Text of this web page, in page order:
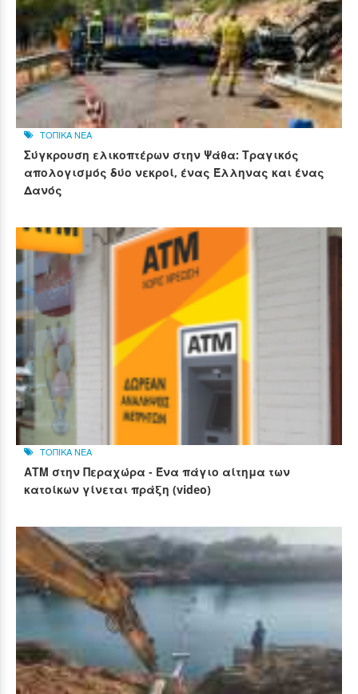
ΤΟΠΙΚΑ ΝΕΑ
Σύγκρουση ελικοπτέρων στην Ψάθα: Τραγικός
απολογισμός δύο νεκροί, ένας Έλληνας και ένας
Δανός
ΤΟΠΙΚΑ ΝΕΑ
ΑΤΜ στην Περαχώρα - Ένα πάγιο αίτημα των
κατοίκων γίνεται πράξη (video)